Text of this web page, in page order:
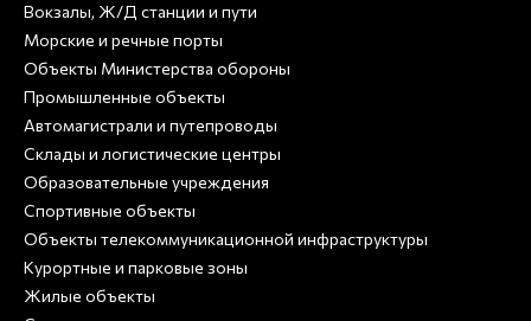
Вокзалы, Ж/Д станции и пути
Морские и речные порты
Объекты Министерства обороны
Промышленные объекты
Автомагистрали и путепроводы
Склады и логистические центры
Образовательные учреждения
Спортивные объекты
Объекты телекоммуникационной инфраструктуры
Курортные и парковые зоны
Жилые объекты